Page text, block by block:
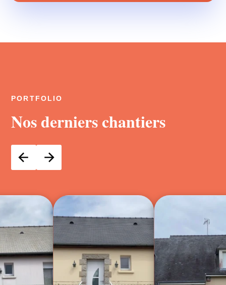
PORTFOLIO
Nos derniers chantiers